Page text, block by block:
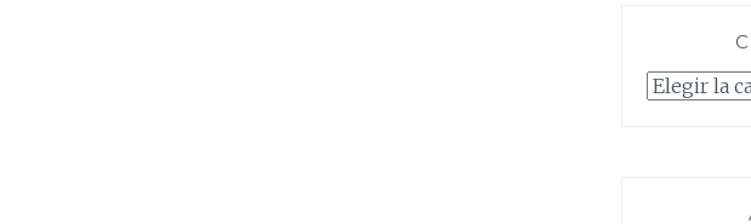
Categorías